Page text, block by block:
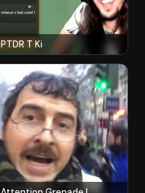
PTDR T Ki